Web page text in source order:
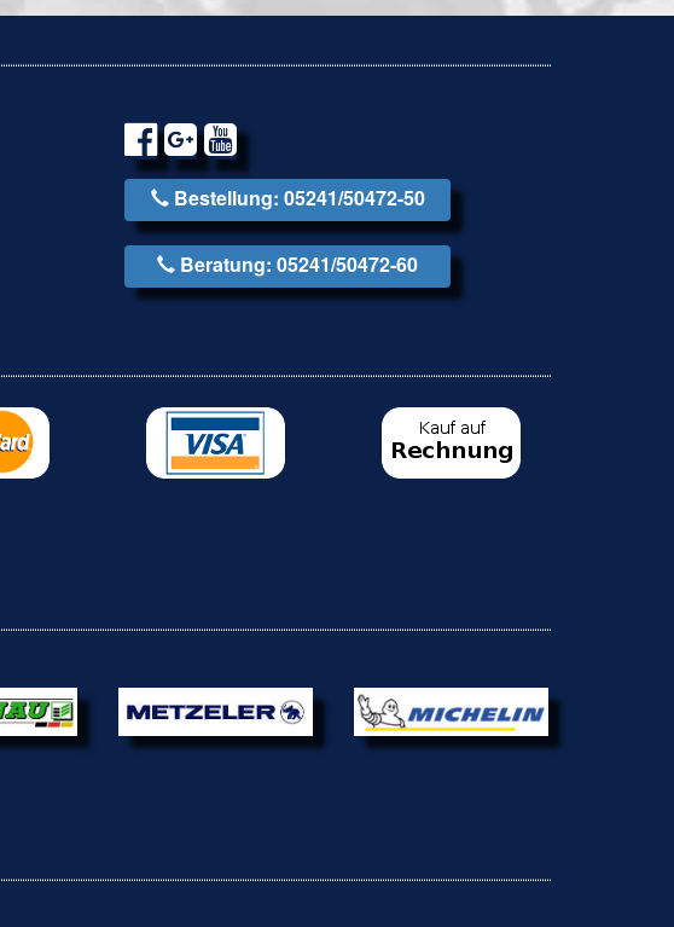
Bestellung: 05241/50472-50
Beratung: 05241/50472-60